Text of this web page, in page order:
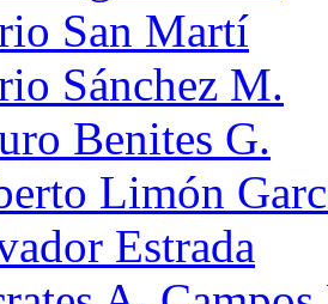
San Martí
Sánchez M.
Benites G.
Limón
Estrada